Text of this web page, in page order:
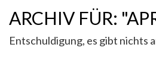
ARCHIV FÜR:
Entschuldigung, es gibt nichts